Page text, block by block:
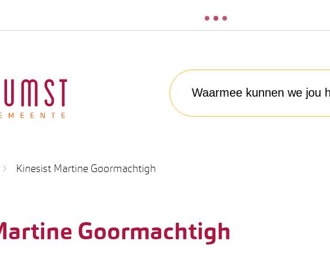
Waarmee kunnen we jou helpen?
Kinesist Martine Goormachtigh
Goormachtigh